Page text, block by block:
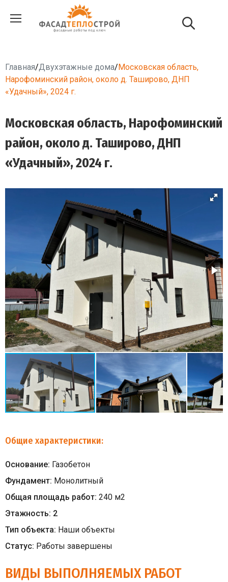
Главная/Двухэтажные дома/Московская область,
Нарофоминский район, около д. Таширово, ДНП
«Удачный», 2024 г.
Московская область, Нарофоминский
район, около д. Таширово, ДНП
«Удачный», 2024 г.
Общие характеристики:
Основание: Газобетон
Фундамент: Монолитный
Общая площадь работ: 240 м2
Этажность: 2
Тип объекта: Наши объекты
Статус: Работы завершены
ВИДЫ ВЫПОЛНЯЕМЫХ РАБОТ